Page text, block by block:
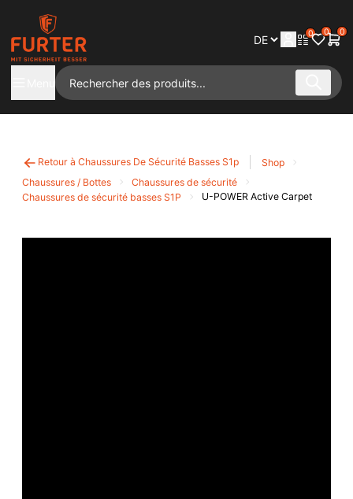
0 0 0
Retour à Chaussures De Sécurité Basses S1p
Shop
Chaussures / Bottes
Chaussures de sécurité
Chaussures de sécurité basses S1P
U-POWER Active Carpet